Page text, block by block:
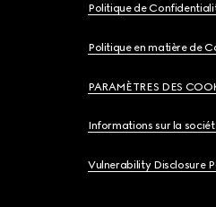
Politique de
Politique en matière de
PARAMÈTRES DES
Informations sur la
Vulnerability Disclosure